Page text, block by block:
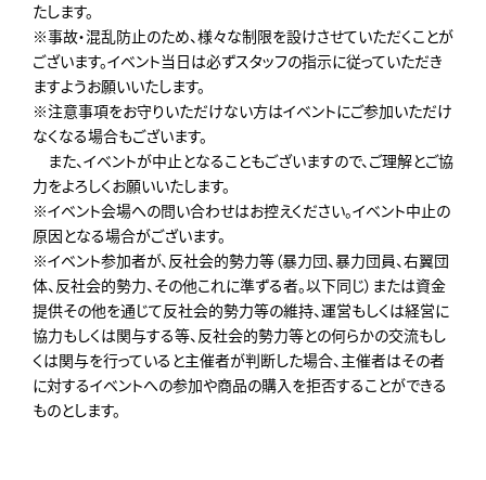
たします。
※事故・混乱防止のため、様々な制限を設けさせていただくことが
ございます。イベント当日は必ずスタッフの指示に従っていただき
ますようお願いいたします。
※注意事項をお守りいただけない方はイベントにご参加いただけ
なくなる場合もございます。
また、イベントが中止となることもございますので、ご理解とご協
力をよろしくお願いいたします。
※イベント会場への問い合わせはお控えください。イベント中止の
原因となる場合がございます。
※イベント参加者が、反社会的勢力等（暴力団、暴力団員、右翼団
体、反社会的勢力、その他これに準ずる者。以下同じ）または資金
提供その他を通じて反社会的勢力等の維持、運営もしくは経営に
協力もしくは関与する等、反社会的勢力等との何らかの交流もし
くは関与を行っていると主催者が判断した場合、主催者はその者
に対するイベントへの参加や商品の購入を拒否することができる
ものとします。